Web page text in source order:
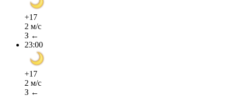
+17
2 м/с
З ←
23:00
+17
2 м/с
З ←